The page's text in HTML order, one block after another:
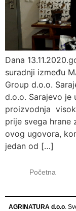
Dana
suradnji između
Group d.o.o.
d.o.o. Sarajevo je
proizvodnja
prije svega hrane
ovog ugovora,
jedan od […]
Početna
AGRINATURA d.o.o.